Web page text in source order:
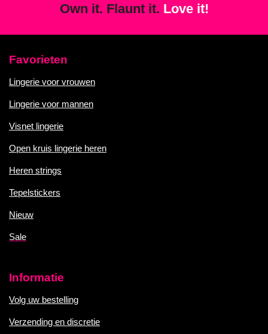
Own it. Flaunt it. Love it!
Favorieten
Lingerie voor vrouwen
Lingerie voor mannen
Visnet lingerie
Open kruis lingerie heren
Heren strings
Tepelstickers
Nieuw
Sale
Informatie
Volg uw bestelling
Verzending en discretie